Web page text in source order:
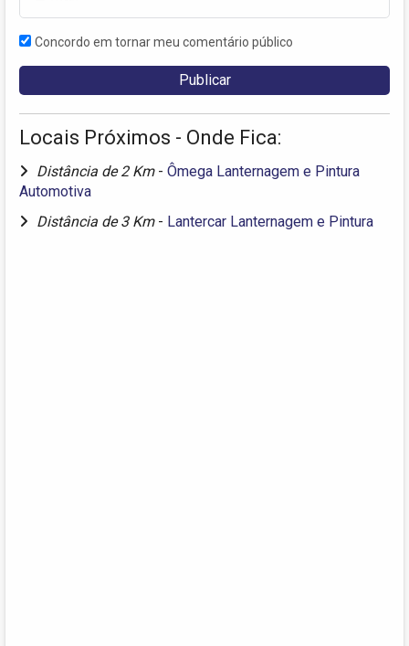
Concordo em tornar meu comentário público
Locais Próximos - Onde Fica:
Distância de 2 Km - Ômega Lanternagem e Pintura
Automotiva
Distância de 3 Km - Lantercar Lanternagem e Pintura